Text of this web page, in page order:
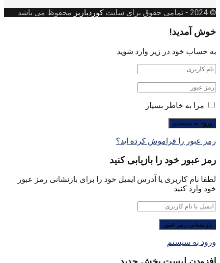
© 2024
- تمامی حقوق برای سایت کوردپاریز محفوظ می باشد.
خوش آمدید!
به حساب خود در زیر وارد شوید
مرا به خاطر بسپار
رمز عبور را فراموش کرده اید؟
رمز عبور خود را بازیابی کنید
لطفا نام کاربری یا آدرس ایمیل خود را برای بازنشانی رمز عبور
خود وارد کنید.
ورود به سیستم